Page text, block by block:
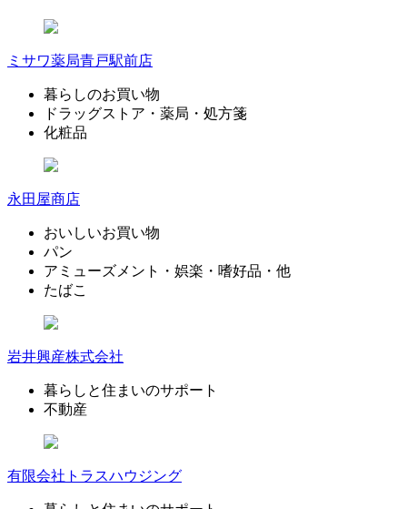
ミサワ薬局青戸駅前店
暮らしのお買い物
ドラッグストア・薬局・処方箋
化粧品
永田屋商店
おいしいお買い物
パン
アミューズメント・娯楽・嗜好品・他
たばこ
岩井興産株式会社
暮らしと住まいのサポート
不動産
有限会社トラスハウジング